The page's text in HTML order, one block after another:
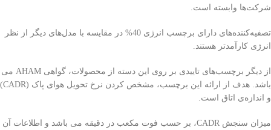
شرکت‌ها وابسته است.
تصفیه‌کننده‌های دارای برچسب انرژی 40% در مقایسه با مدل‌های دیگر از نظر
انرژی کارآمدتر هستند.
از دیگر برچسب‌های تاییدی بر روی این دسته از محصولات، گواهی AHAM می
باشد. هدف از ارائه این برچسب، مشخص کردن نرخ تحویل هوای پاک (CADR)
و اندازه‌ی اتاق است.
میزان سنجش CADR، بر حسب فوت مکعب در دقیقه می باشد و اطلاعات آن